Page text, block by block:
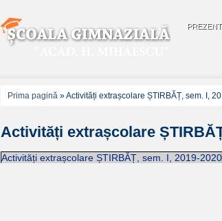
Prima pagină »Activități extrașcolare ȘTIRBĂȚ, sem. I,
Activități extrașcolare
Activități extrașcolare ȘTIRBĂȚ, sem. I, 2019-2020